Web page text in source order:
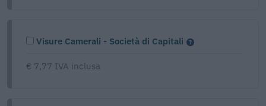
Visure Camerali - Società di Capitali
€ 7,77 IVA inclusa